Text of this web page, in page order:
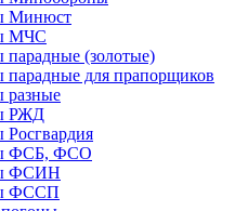
Минюст
МЧС
(золотые)
для прапорщиков
разные
РЖД
ФСБ, ФСО
ФСИН
ФССП